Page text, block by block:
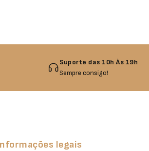
Suporte das 10h Às 19h
Sempre consigo!
legais